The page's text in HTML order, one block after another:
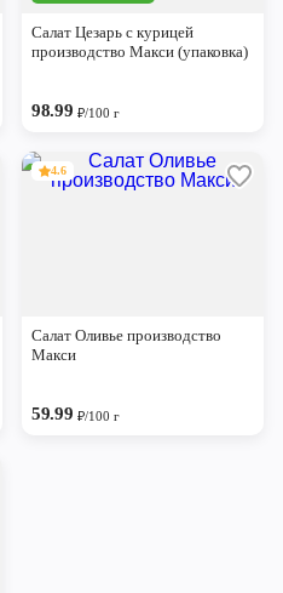
Салат Цезарь с курицей
производство Макси (упаковка)
98.99₽/100 г
4.6
Салат Оливье производство
Макси
59.99₽/100 г